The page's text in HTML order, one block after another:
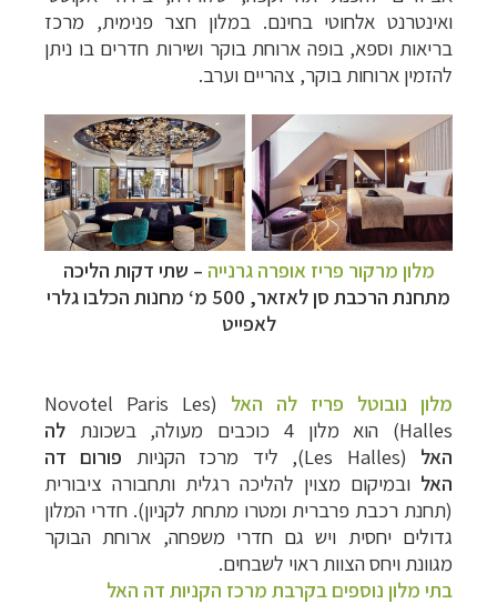
ואינטרנט אלחוטי בחינם. במלון חצר פנימית, מרכז
בריאות וספא, בופה ארוחת בוקר ושירות חדרים בו ניתן
להזמין ארוחות בוקר, צהריים וערב.
מלון מרקור פריז אופרה גרנייה – שתי דקות הליכה
מתחנת הרכבת סן לאזאר, 500 מ‘ מחנות הכלבו גלרי
לאפייט
מלון נובוטל פריז לה האל (
Novotel Paris Les
Halles) הוא מלון 4 כוכבים מעולה, בשכונת
לה
האל (
Les Halles), ליד מרכז הקניות פורום דה
האל ובמיקום מצוין להליכה רגלית ותחבורה ציבורית
(תחנת רכבת פרברית ומטרו מתחת לקניון). חדרי המלון
גדולים יחסית ויש גם חדרי משפחה, ארוחת הבוקר
מגוונת ויחס הצוות ראוי לשבחים.
בתי מלון נוספים בקרבת מרכז הקניות דה האל